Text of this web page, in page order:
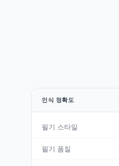
인식 정확도
필기 스타일
필기 품질